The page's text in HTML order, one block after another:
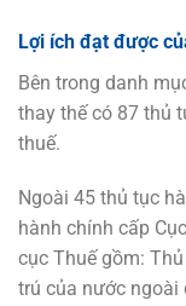
Lợi ích đạt được
Bên trong danh
thay thế có 87 thủ
thuế.
Ngoài 45 thủ tục
hành chính cấp
cục Thuế gồm:
trú của nước ngoài